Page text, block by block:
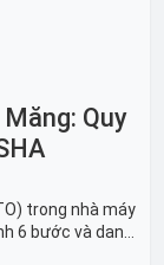
hơi.
Măng: Quy
trong nhà máy
6 bước và danh
nung, máy